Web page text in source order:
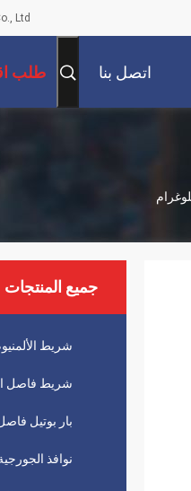
Ltd.
اتصل بنا طلب
جميع المنتجات
شريط
شريط فاصل
بار بوتيل
نوافذ الجورجية